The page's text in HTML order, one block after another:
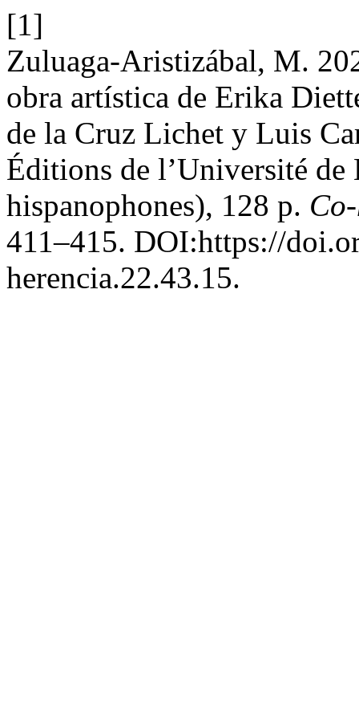
[1]
Zuluaga-Aristizábal, M.
obra artística de Erika
de la Cruz Lichet y Luis
Éditions de l’Université
hispanophones), 128 p.
411–415. DOI:https://
herencia.22.43.15.